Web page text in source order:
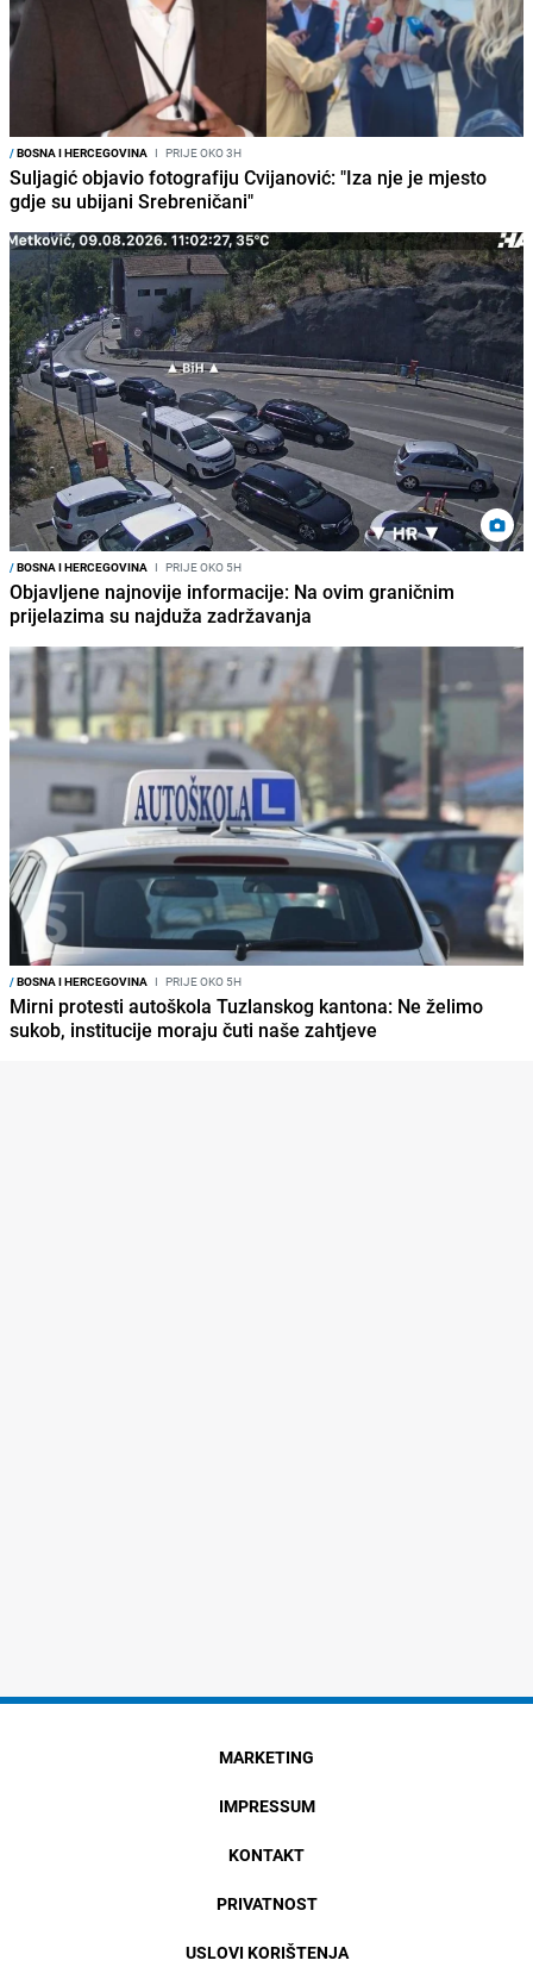
/BOSNA I HERCEGOVINA I PRIJE OKO 3H
Suljagić objavio fotografiju Cvijanović: "Iza nje je mjesto
gdje su ubijani Srebreničani"
/BOSNA I HERCEGOVINA I PRIJE OKO 5H
Objavljene najnovije informacije: Na ovim graničnim
prijelazima su najduža zadržavanja
/BOSNA I HERCEGOVINA I PRIJE OKO 5H
Mirni protesti autoškola Tuzlanskog kantona: Ne želimo
sukob, institucije moraju čuti naše zahtjeve
MARKETING
IMPRESSUM
KONTAKT
PRIVATNOST
USLOVI KORIŠTENJA